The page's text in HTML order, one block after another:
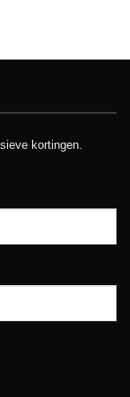
kortingen.